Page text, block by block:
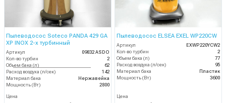
Пылеводосос Soteco PANDA 429 GA
XP INOX 2-х турбинный
Артикул
09832 ASDO
Кол-во турбин
2
Объем бака (л)
62
Расход воздуха (л/сек)
142
Материал бака
Нержавейка
Мощность (Вт)
2800
Цена
Пылеводосос ELSEA EXEL WP220CW
Артикул
EXWP220YCW2
Кол-во турбин
2
Объем бака (л)
77
Расход воздуха (л/сек)
95
Материал бака
Пластик
Мощность (Вт)
3600
Цена